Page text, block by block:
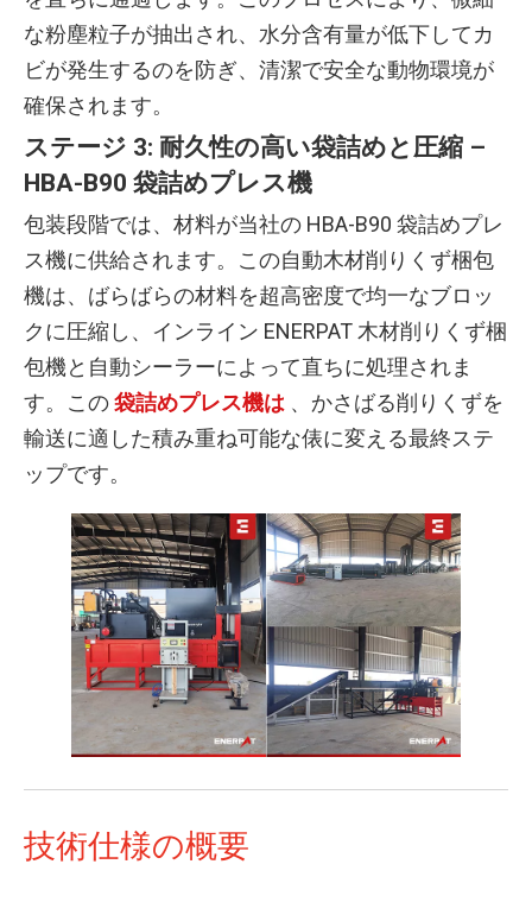
な粉塵粒子が抽出され、水分含有量が低下してカ
ビが発生するのを防ぎ、清潔で安全な動物環境が
確保されます。
ステージ 3: 耐久性の高い袋詰めと圧縮 –
HBA-B90 袋詰めプレス機
包装段階では、材料が当社の HBA-B90 袋詰めプレ
ス機に供給されます。この自動木材削りくず梱包
機は、ばらばらの材料を超高密度で均一なブロッ
クに圧縮し、インライン ENERPAT 木材削りくず梱
包機と自動シーラーによって直ちに処理されま
す。この袋詰めプレス機は 、かさばる削りくずを
輸送に適した積み重ね可能な俵に変える最終ステ
ップです。
技術仕様の概要